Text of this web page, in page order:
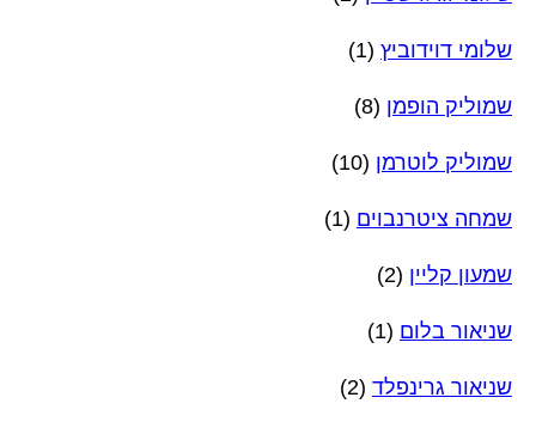
שלומי דוידוביץ (1)
שמוליק הופמן (8)
שמוליק לוטרמן (10)
שמחה ציטרנבוים (1)
שמעון קליין (2)
שניאור בלום (1)
שניאור גרינפלד (2)